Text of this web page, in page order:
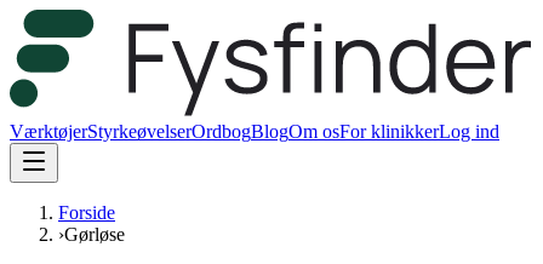
VærktøjerStyrkeøvelserOrdbogBlogOm osFor klinikkerLog ind
Forside
›Gørløse